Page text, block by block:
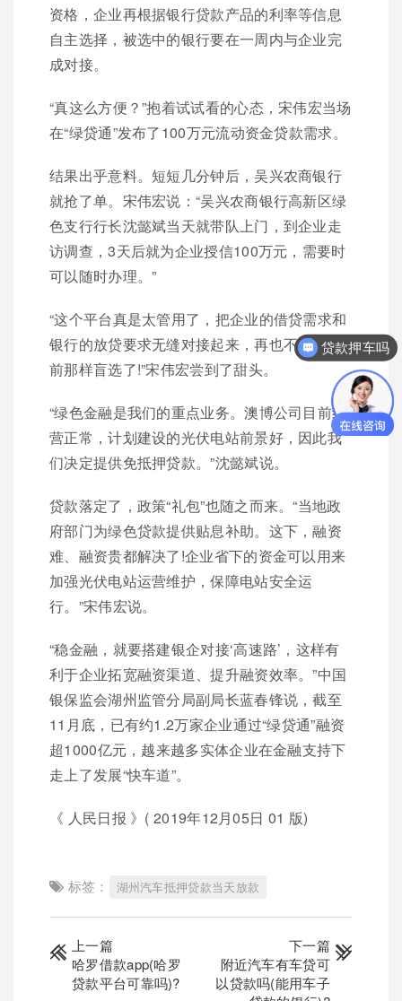
资格，企业再根据银行贷款产品的利率等信息
自主选择，被选中的银行要在一周内与企业完
成对接。
“真这么方便？”抱着试试看的心态，宋伟宏当场
在“绿贷通”发布了100万元流动资金贷款需求。
结果出乎意料。短短几分钟后，吴兴农商银行
就抢了单。宋伟宏说：“吴兴农商银行高新区绿
色支行行长沈懿斌当天就带队上门，到企业走
访调查，3天后就为企业授信100万元，需要时
可以随时办理。”
“这个平台真是太管用了，把企业的借贷需求和
银行的放贷要求无缝对接起来，再也不用像以
前那样盲选了!”宋伟宏尝到了甜头。
“绿色金融是我们的重点业务。澳博公司目前经
营正常，计划建设的光伏电站前景好，因此我
们决定提供免抵押贷款。”沈懿斌说。
贷款落定了，政策“礼包”也随之而来。“当地政
府部门为绿色贷款提供贴息补助。这下，融资
难、融资贵都解决了!企业省下的资金可以用来
加强光伏电站运营维护，保障电站安全运
行。”宋伟宏说。
“稳金融，就要搭建银企对接‘高速路’，这样有
利于企业拓宽融资渠道、提升融资效率。”中国
银保监会湖州监管分局副局长蓝春锋说，截至
11月底，已有约1.2万家企业通过“绿贷通”融资
超1000亿元，越来越多实体企业在金融支持下
走上了发展“快车道”。
《 人民日报 》( 2019年12月05日 01 版)
标签： 湖州汽车抵押贷款当天放款
上一篇
哈罗借款app(哈罗
贷款平台可靠吗)?
下一篇
附近汽车有车贷可
以贷款吗(能用车子
贷款押车吗